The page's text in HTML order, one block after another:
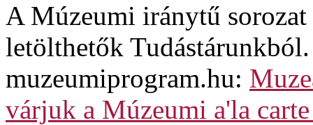
A Múzeumi iránytű
letölthetők Tudástárunkból.
muzeumiprogram.hu:
várjuk a Múzeumi a'la